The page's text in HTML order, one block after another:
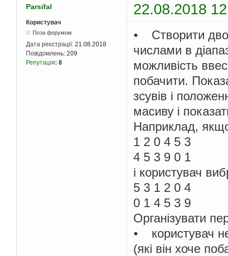
Parsifal 22.08.2018
Користувач
Поза форумом
Дата реєстрації: 21.08.2018
Повідомлень: 209
Репутація: 8
⦁ Створити
числами в
можливість
побачити.
зсувів і
масиву і
Наприклад,
1 2 0 4 5 3
4 5 3 9 0 1
і користувач
5 3 1 2 0 4
0 1 4 5 3 9
Організувати
⦁ користувач не
(які він хоче